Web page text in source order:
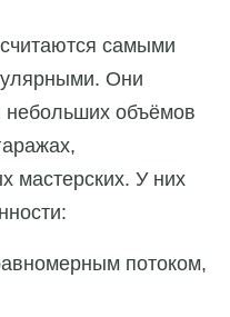
самыми
Они
небольших объёмов
мастерских. У них
потоком,